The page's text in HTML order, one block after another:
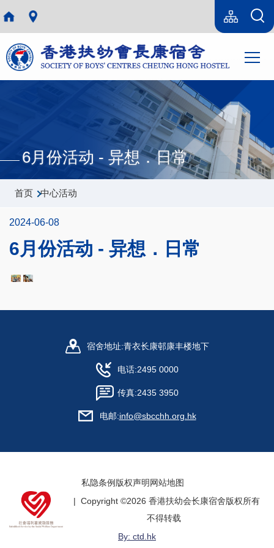
跳转到主要内容
Language
switcher
Sitemap(SC)
导
航
6月份活动 - 异想．日常
面
屑
首页 中心活动
2024-06-08
6月份活动 - 异想．日常
宿舍地址:青衣长康邨康丰楼地下
电话:2495 0000
传真:2435 3950
电邮:info@sbcchh.org.hk
私隐条例 版权声明网站地图
| Copyright ©2026 香港扶幼会长康宿舍版权所有
不得转载
By: ctd.hk